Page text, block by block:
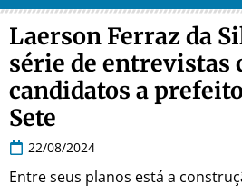
Laerson Ferraz da
série de entrevistas
candidatos a
Sete
22/08/2024
Entre seus planos está a